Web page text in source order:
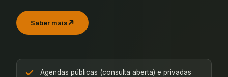
Saber mais
Agendas públicas (consulta aberta) e privadas